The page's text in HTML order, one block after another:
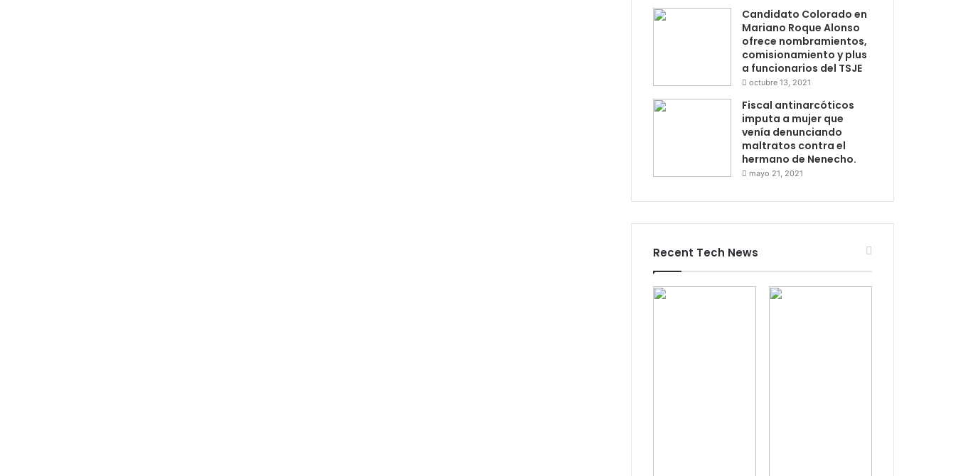
Candidato Colorado en
Mariano Roque Alonso
ofrece nombramientos,
comisionamiento y plus
a funcionarios del TSJE
octubre 13, 2021
Fiscal antinarcóticos
imputa a mujer que
venía denunciando
maltratos contra el
hermano de Nenecho.
mayo 21, 2021
Recent Tech News